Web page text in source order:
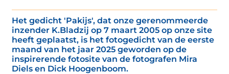
Het gedicht 'Pakijs', dat onze gerenommeerde
inzender K.Bladzij op 7 maart 2005 op onze site
heeft geplaatst, is het fotogedicht van de eerste
maand van het jaar 2025 geworden op de
inspirerende fotosite van de fotografen Mira
Diels en Dick Hoogenboom.